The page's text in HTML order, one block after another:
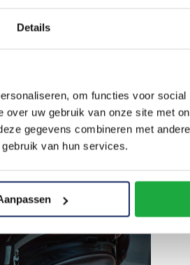
Details
om functies voor
uw gebruik van onze site met
gegevens combineren met
van hun services.